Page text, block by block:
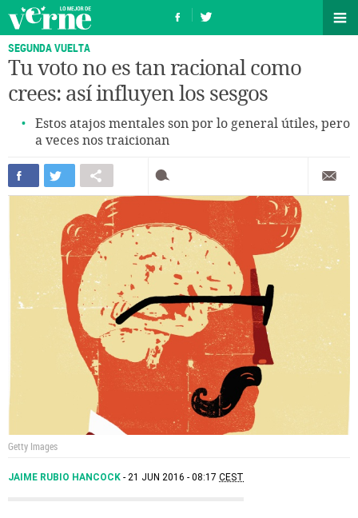
SEGUNDA VUELTA
Tu voto no es tan racional como
crees: así influyen los sesgos
Estos atajos mentales son por lo general útiles, pero
a veces nos traicionan
Getty Images
JAIME RUBIO HANCOCK 21 JUN 2016 - 08:17 CEST